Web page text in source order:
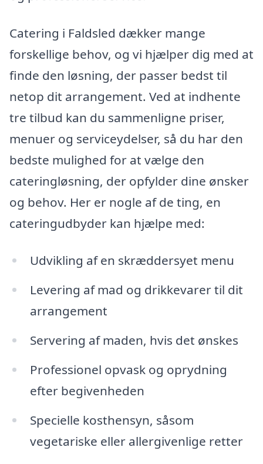
Catering i Faldsled dækker mange
forskellige behov, og vi hjælper dig med at
finde den løsning, der passer bedst til
netop dit arrangement. Ved at indhente
tre tilbud kan du sammenligne priser,
menuer og serviceydelser, så du har den
bedste mulighed for at vælge den
cateringløsning, der opfylder dine ønsker
og behov. Her er nogle af de ting, en
cateringudbyder kan hjælpe med:
Udvikling af en skræddersyet menu
Levering af mad og drikkevarer til dit
arrangement
Servering af maden, hvis det ønskes
Professionel opvask og oprydning
efter begivenheden
Specielle kosthensyn, såsom
vegetariske eller allergivenlige retter